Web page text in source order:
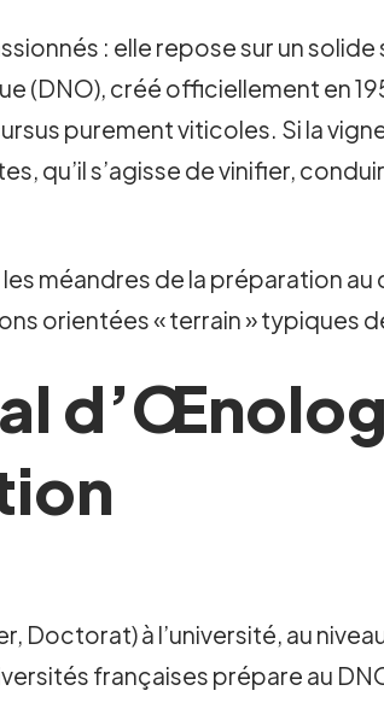
: elle repose sur un
(DNO), créé officiellement en
purement viticoles. Si la
qu’il s’agisse de vinifier,
méandres de la préparation
orientées « terrain » typiques
Doctorat) à l’université, au
françaises prépare au